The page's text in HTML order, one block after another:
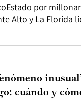
por
Alto y La Florida
cuándo y